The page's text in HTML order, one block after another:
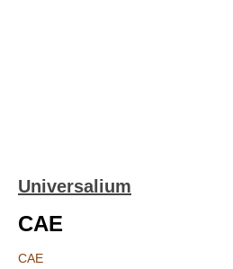
Universalium
CAE
CAE